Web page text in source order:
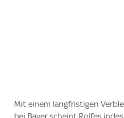
Mit einem langfristigen